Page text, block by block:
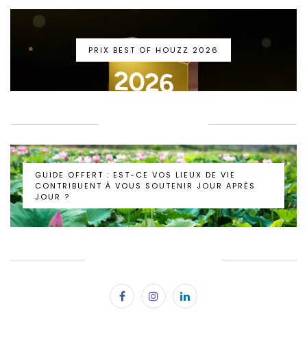
PRIX BEST OF HOUZZ 2026
GUIDE OFFERT : EST-CE VOS LIEUX DE VIE
CONTRIBUENT À VOUS SOUTENIR JOUR APRÈS
JOUR ?